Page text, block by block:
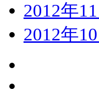
2012年11
2012年10